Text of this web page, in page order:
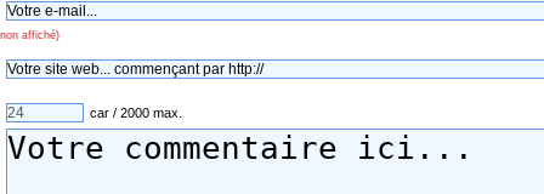
non affiché)
car / 2000 max.